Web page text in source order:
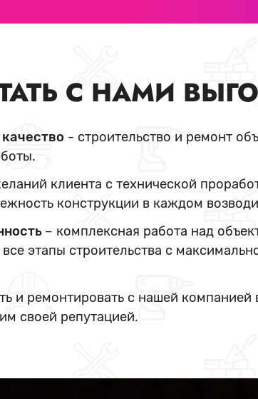
С НАМИ
- строительство и ремонт
клиента с технической
конструкции в каждом
– комплексная работа над
этапы строительства с
и ремонтировать с нашей
своей репутацией.